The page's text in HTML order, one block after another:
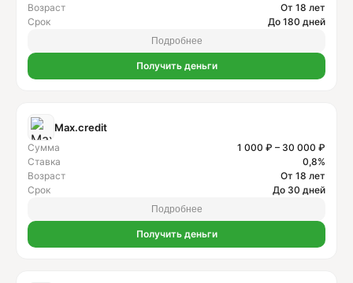
Возраст
От 18 лет
Срок
До 180 дней
Подробнее
Получить деньги
Max.credit
Сумма
1 000 ₽ – 30 000 ₽
Ставка
0,8%
Возраст
От 18 лет
Срок
До 30 дней
Подробнее
Получить деньги